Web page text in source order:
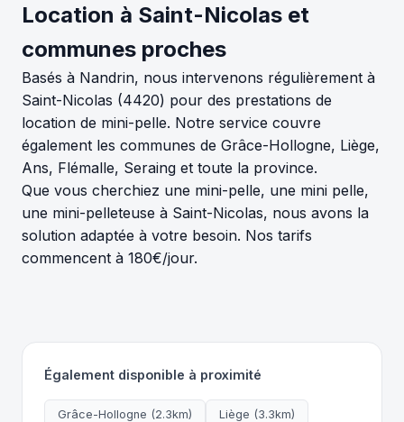
Location à Saint-Nicolas et
communes proches
Basés à Nandrin, nous intervenons régulièrement à
Saint-Nicolas (4420) pour des prestations de
location de mini-pelle. Notre service couvre
également les communes de Grâce-Hollogne, Liège,
Ans, Flémalle, Seraing et toute la province.
Que vous cherchiez une mini-pelle, une mini pelle,
une mini-pelleteuse à Saint-Nicolas, nous avons la
solution adaptée à votre besoin. Nos tarifs
commencent à 180€/jour.
Également disponible à proximité
Grâce-Hollogne (2.3km) Liège (3.3km)